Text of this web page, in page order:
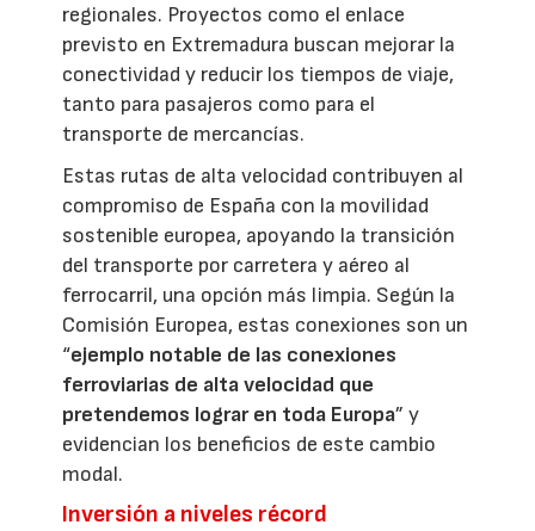
regionales. Proyectos como el enlace
previsto en Extremadura buscan mejorar la
conectividad y reducir los tiempos de viaje,
tanto para pasajeros como para el
transporte de mercancías.
Estas rutas de alta velocidad contribuyen al
compromiso de España con la movilidad
sostenible europea, apoyando la transición
del transporte por carretera y aéreo al
ferrocarril, una opción más limpia. Según la
Comisión Europea, estas conexiones son un
“ejemplo notable de las conexiones
ferroviarias de alta velocidad que
pretendemos lograr en toda Europa” y
evidencian los beneficios de este cambio
modal.
Inversión a niveles récord